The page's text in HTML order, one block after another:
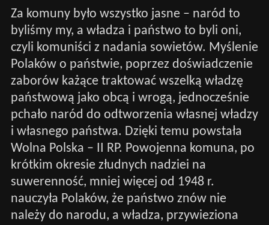
Za komuny było wszystko jasne – naród to
byliśmy my, a władza i państwo to byli oni,
czyli komuniści z nadania sowietów. Myślenie
Polaków o państwie, poprzez doświadczenie
zaborów każące traktować wszelką władzę
państwową jako obcą i wrogą, jednocześnie
pchało naród do odtworzenia własnej władzy
i własnego państwa. Dzięki temu powstała
Wolna Polska – II RP. Powojenna komuna, po
krótkim okresie złudnych nadziei na
suwerenność, mniej więcej od 1948 r.
nauczyła Polaków, że państwo znów nie
należy do narodu, a władza, przywieziona